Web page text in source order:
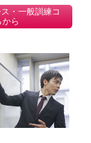
・一般訓練コ
ら